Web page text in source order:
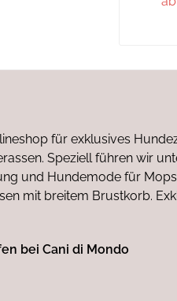
für exklusives
Speziell führen wir
und Hundemode für
mit breitem Brustkorb.
bei Cani di Mondo